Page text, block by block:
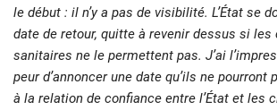
le début : il n’y a pas de visibilité. L’État se
date de retour, quitte à revenir dessus si les
sanitaires ne le permettent pas. J’ai
peur d’annoncer une date qu’ils ne pourront
à la relation de confiance entre l’État et les